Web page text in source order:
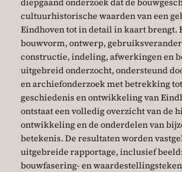
cultuurhistorische waarden van een
Eindhoven tot in detail in kaart
bouwvorm, ontwerp,
constructie, indeling, afwerkingen en
uitgebreid onderzocht, ondersteund
en archiefonderzoek met betrekking
geschiedenis en ontwikkeling van
ontstaat een volledig overzicht van de
ontwikkeling en de onderdelen van
betekenis. De resultaten worden
uitgebreide rapportage, inclusief
bouwfasering- en